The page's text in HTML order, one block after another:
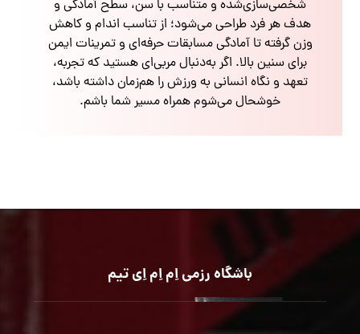
شخصی‌سازی‌شده و متناسب با سن، سطح آمادگی و
هدف هر فرد طراحی می‌شود؛ از تناسب اندام و کاهش
وزن گرفته تا آمادگی مسابقات حرفه‌ای و تمرینات ایمن
برای سنین بالا. اگر به‌دنبال مربی‌ای هستید که تجربه،
تعهد و نگاه انسانی به ورزش را هم‌زمان داشته باشد،
خوشحال می‌شوم همراه مسیر شما باشم.
باشگاه رزمی اِم اِم اِی تیم